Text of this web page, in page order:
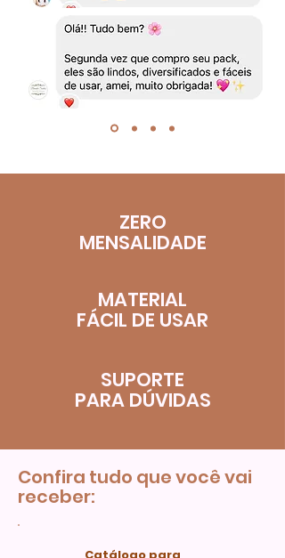
ZERO
MENSALIDADE
MATERIAL
​FÁCIL DE USAR
SUPORTE
PARA DÚVIDAS
Confira tudo que você vai
receber: